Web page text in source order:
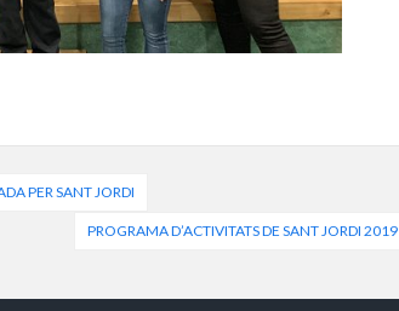
PER SANT JORDI
PROGRAMA D’ACTIVITATS DE SANT JORDI 2019